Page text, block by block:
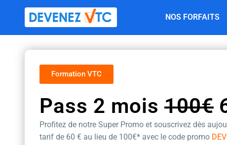
contenu
NOS FORFAITS
Formation VTC
Pass 2 mois 100€
Profitez de notre Super Promo et souscrivez dès
tarif de 60 € au lieu de 100€* avec le code promo